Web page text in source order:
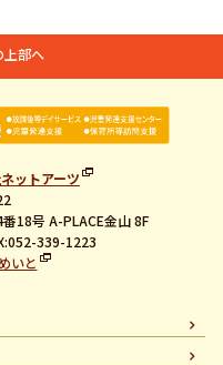
上部へ
ットアーツ
18号 A-PLACE金山 8F
339-1223
いと